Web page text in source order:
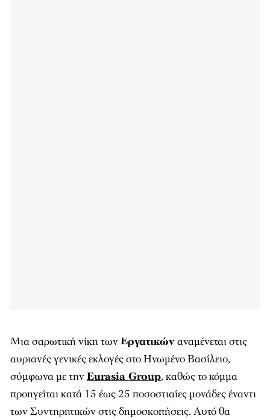
Μια σαρωτική νίκη τωνΕργατικώναναμένεται στις
αυριανές γενικές εκλογές στο Ηνωμένο Βασίλειο,
σύμφωνα με τηνEurasia Group, καθώς το κόμμα
προηγείται κατά 15 έως 25 ποσοστιαίες μονάδες έναντι
των Συντηρητικών στις δημοσκοπήσεις. Αυτό θα